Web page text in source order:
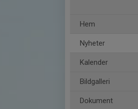
Hem
Nyheter
Kalender
Bildgalleri
Dokument